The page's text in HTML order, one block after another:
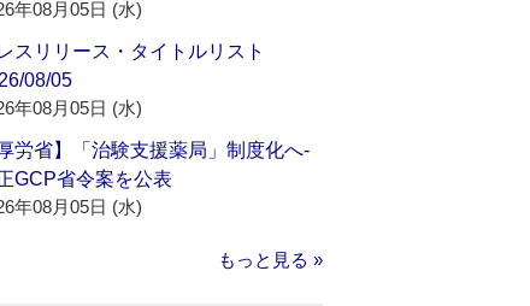
年08月05日 (水)
スリリース・タイトルリスト
08/05
年08月05日 (水)
厚労省】「治験支援薬局」制度化へ‐
GCP省令案を公表
年08月05日 (水)
もっと見る »